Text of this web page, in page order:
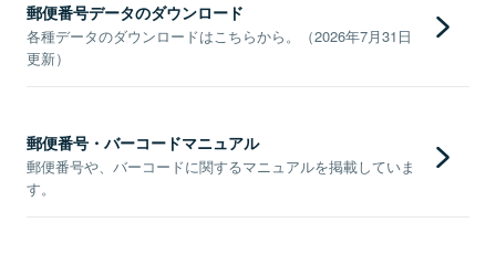
郵便番号データのダウンロード
各種データのダウンロードはこちらから。（2026年7月31日
更新）
郵便番号・バーコードマニュアル
郵便番号や、バーコードに関するマニュアルを掲載していま
す。